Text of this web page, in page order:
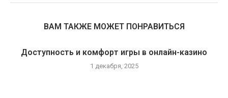
ВАМ ТАКЖЕ МОЖЕТ ПОНРАВИТЬСЯ
Доступность и комфорт игры в онлайн-казино
1 декабря, 2025